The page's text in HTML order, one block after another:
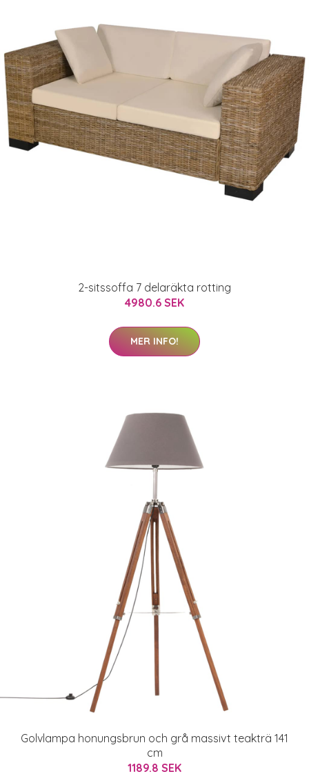
2-sitssoffa 7 delaräkta rotting
4980.6 SEK
MER INFO!
Golvlampa honungsbrun och grå massivt teakträ 141
cm
1189.8 SEK